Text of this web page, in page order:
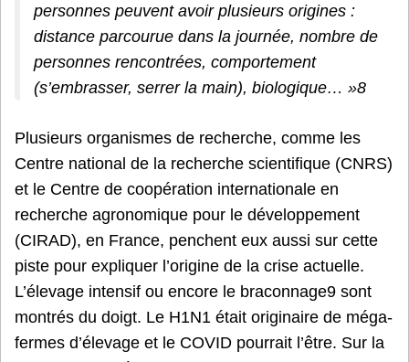
personnes peuvent avoir plusieurs origines :
distance parcourue dans la journée, nombre de
personnes rencontrées, comportement
(s’embrasser, serrer la main), biologique… »8
Plusieurs organismes de recherche, comme les
Centre national de la recherche scientifique (CNRS)
et le Centre de coopération internationale en
recherche agronomique pour le développement
(CIRAD), en France, penchent eux aussi sur cette
piste pour expliquer l’origine de la crise actuelle.
L’élevage intensif ou encore le braconnage9 sont
montrés du doigt. Le H1N1 était originaire de méga-
fermes d’élevage et le COVID pourrait l’être. Sur la